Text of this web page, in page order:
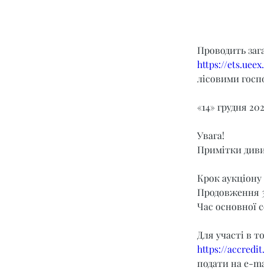
Проводить
https://
лісовими
«14» грудня
Увага!
Примітки
Крок аукціону
Продовження
Час основної
Для участі в
https://
подати на e-